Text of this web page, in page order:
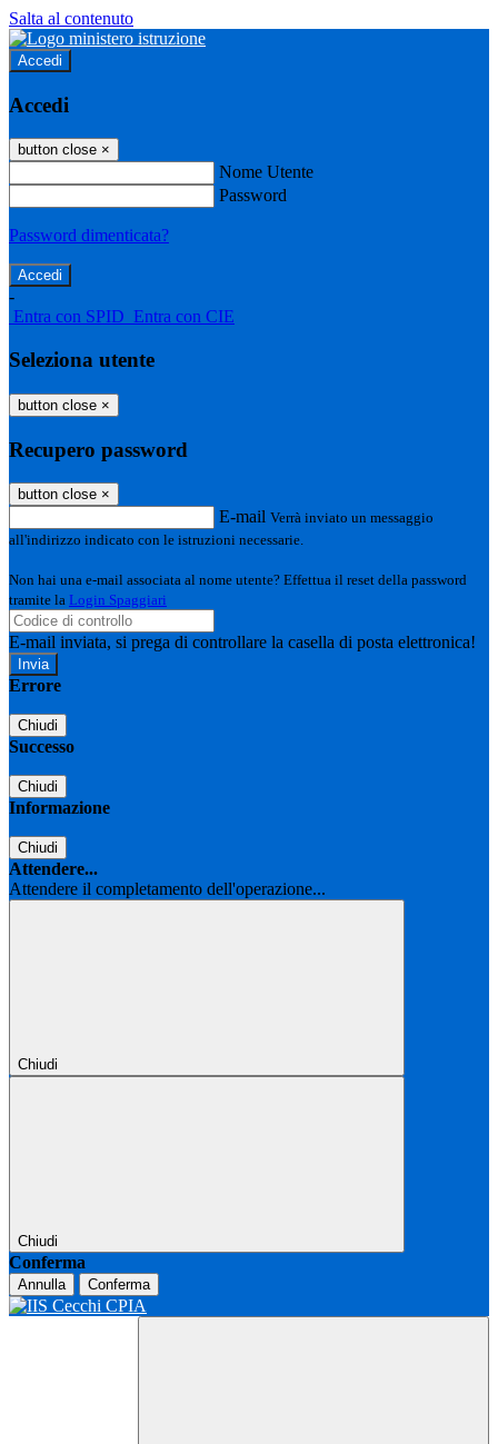
Salta al contenuto
Accedi
Accedi
button close ×
Nome Utente
Password
Password dimenticata?
-
Entra con SPID Entra con CIE
Seleziona utente
button close ×
Recupero password
button close ×
E-mail Verrà inviato un messaggio
all'indirizzo indicato con le istruzioni necessarie.
Non hai una e-mail associata al nome utente? Effettua il reset della password
tramite la Login Spaggiari
E-mail inviata, si prega di controllare la casella di posta elettronica!
Errore
Chiudi
Successo
Chiudi
Informazione
Chiudi
Attendere...
Attendere il completamento dell'operazione...
Chiudi
Chiudi
Conferma
Annulla Conferma